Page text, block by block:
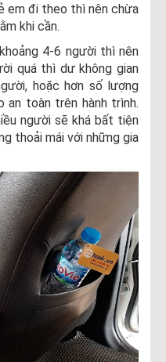
em đi theo thì nên chừa
khi cần.
4-6 người thì nên
quá thì dư không gian
hoặc hơn số lượng
an toàn trên hành trình.
người sẽ khá bất tiện
thoải mái với những gia